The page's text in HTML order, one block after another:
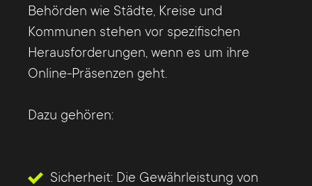
Behörden wie Städte, Kreise und
Kommunen stehen vor spezifischen
Herausforderungen, wenn es um ihre
Online-Präsenzen geht.
Dazu gehören:
Sicherheit: Die Gewährleistung von